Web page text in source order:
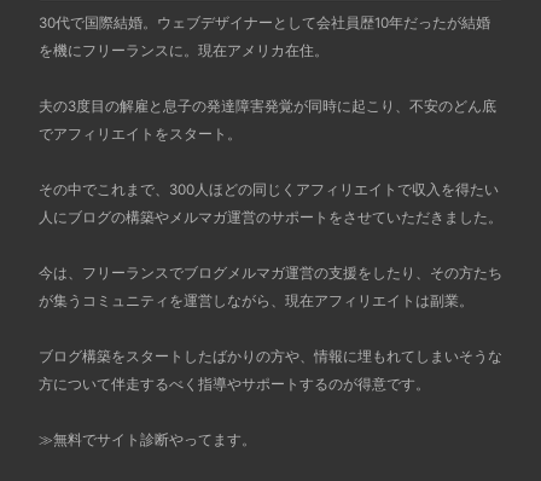
30代で国際結婚。ウェブデザイナーとして会社員歴10年だったが結婚
を機にフリーランスに。現在アメリカ在住。
夫の3度目の解雇と息子の発達障害発覚が同時に起こり、不安のどん底
でアフィリエイトをスタート。
その中でこれまで、300人ほどの同じくアフィリエイトで収入を得たい
人にブログの構築やメルマガ運営のサポートをさせていただきました。
今は、フリーランスでブログメルマガ運営の支援をしたり、その方たち
が集うコミュニティを運営しながら、現在アフィリエイトは副業。
ブログ構築をスタートしたばかりの方や、情報に埋もれてしまいそうな
方について伴走するべく指導やサポートするのが得意です。
≫無料でサイト診断やってます。